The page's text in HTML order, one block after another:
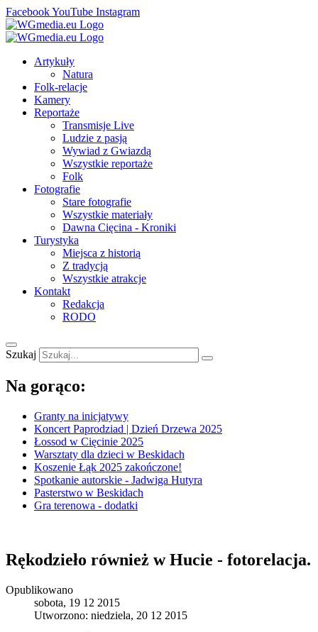
FacebookYouTube Instagram
Artykuły
Natura
Folk-relacje
Kamery
Reportaże
Transmisje Live
Ludzie z pasją
Wywiad z Gwiazdą
Wszystkie reportaże
Folk
Fotografie
Stare fotografie
Wszystkie materiały
Dawna Cięcina - Kroniki
Turystyka
Miejsca z historią
Z tradycją
Wszystkie atrakcje
Kontakt
Redakcja
RODO
Szukaj
Na gorąco:
Granty na inicjatywy
Koncert Paprodziad | Dzień Drzewa 2025
Łossod w Cięcinie 2025
Warsztaty dla dzieci w Beskidach
Koszenie Łąk 2025 zakończone!
Spotkanie autorskie - Jadwiga Hutyra
Pasterstwo w Beskidach
Gra terenowa - dodatki
Rękodzieło również w Hucie - fotorelacja.
Opublikowano
sobota, 19 12 2015
Utworzono: niedziela, 20 12 2015